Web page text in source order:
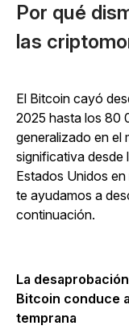
Por qué
las
El Bitcoin cayó
2025 hasta los 80
generalizado en el
significativa desde
Estados Unidos
te ayudamos a
continuación.
La
Bitcoin conduce
temprana